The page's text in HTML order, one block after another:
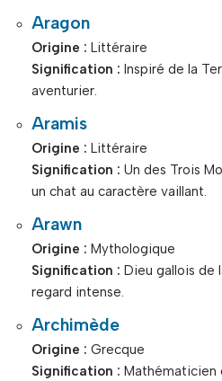
Aragon
Origine : Littéraire
Signification : Inspiré de la
aventurier.
Aramis
Origine : Littéraire
Signification : Un des Trois
un chat au caractère vaillant.
Arawn
Origine : Mythologique
Signification : Dieu gallois de
regard intense.
Archimède
Origine : Grecque
Signification : Mathématicien